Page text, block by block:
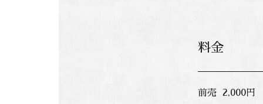
料金
前売 2,000円